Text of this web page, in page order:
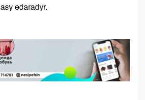
edaradyr.